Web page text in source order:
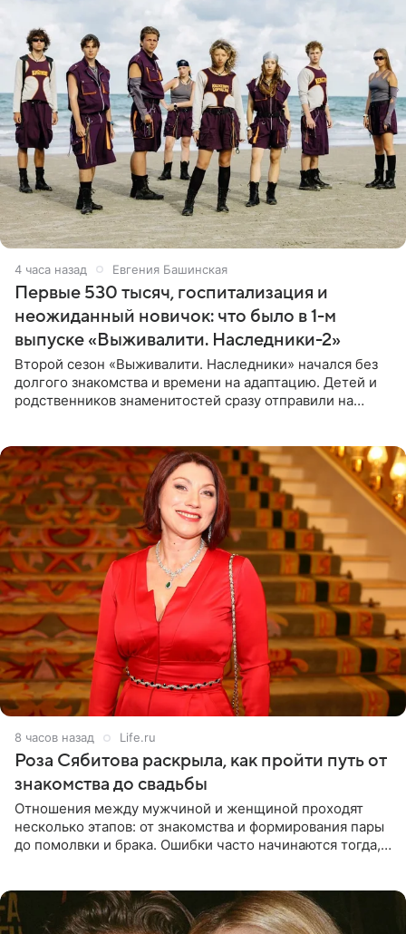
4 часа назад Евгения Башинская
Первые 530 тысяч, госпитализация и
неожиданный новичок: что было в 1-м
выпуске «Выживалити. Наследники-2»
Второй сезон «Выживалити. Наследники» начался без
долгого знакомства и времени на адаптацию. Детей и
родственников знаменитостей сразу отправили на
8 часов назад Life.ru
Роза Сябитова раскрыла, как пройти путь от
знакомства до свадьбы
Отношения между мужчиной и женщиной проходят
несколько этапов: от знакомства и формирования пары
до помолвки и брака. Ошибки часто начинаются тогда,